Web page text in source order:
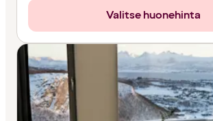
Valitse huonehinta